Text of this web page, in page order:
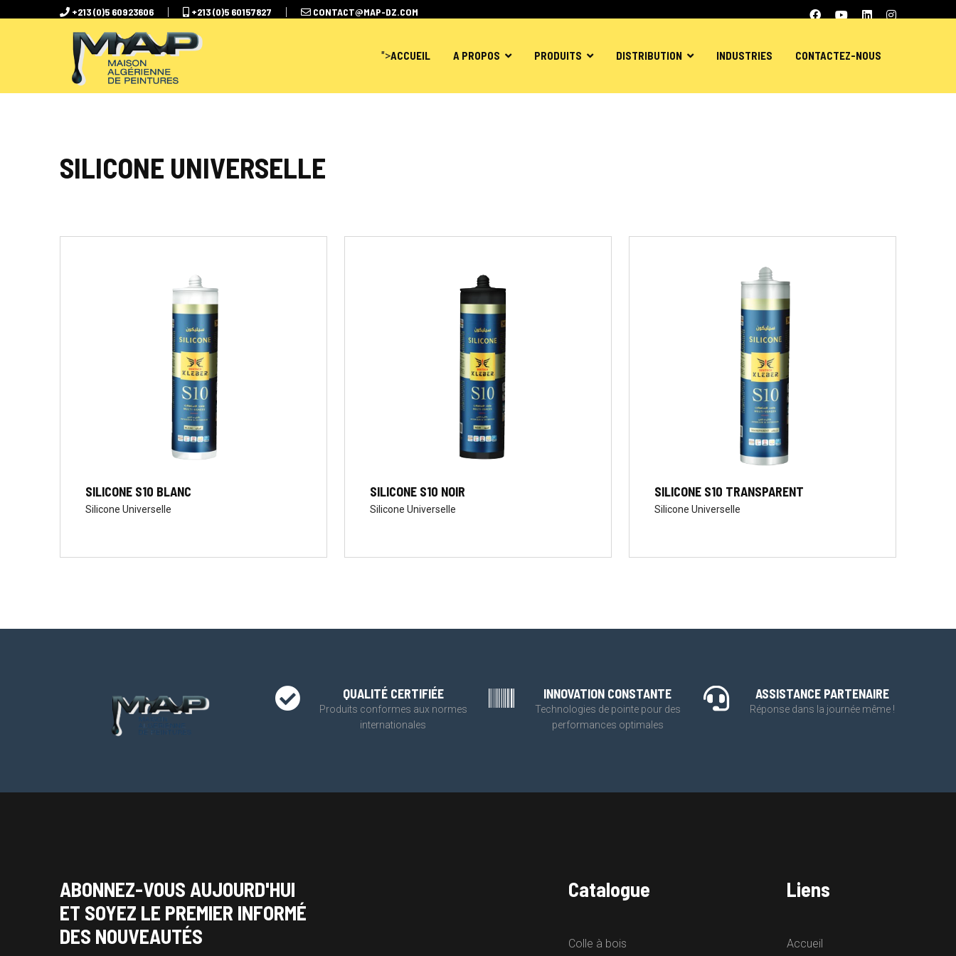
+213 (0)5 60923606 +213 (0)5 60157827 CONTACT@MAP-DZ.COM
">ACCUEIL A PROPOS PRODUITS DISTRIBUTION INDUSTRIES CONTACTEZ-NOUS
SILICONE UNIVERSELLE
SILICONE S10 BLANC
Silicone Universelle
SILICONE S10 NOIR
Silicone Universelle
SILICONE S10 TRANSPARENT
Silicone Universelle
QUALITÉ CERTIFIÉE
Produits conformes aux normes
internationales
INNOVATION CONSTANTE
Technologies de pointe pour des
performances optimales
ASSISTANCE PARTENAIRE
Réponse dans la journée même !
ABONNEZ-VOUS AUJOURD'HUI
ET SOYEZ LE PREMIER INFORMÉ
DES NOUVEAUTÉS
Catalogue
Colle à bois
Liens
Accueil